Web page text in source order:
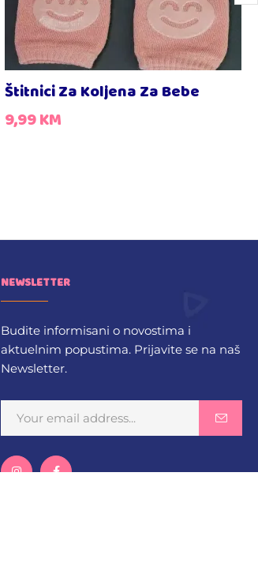
Štitnici Za Koljena Za Bebe
9,99KM
NEWSLETTER
Budite informisani o novostima i
aktuelnim popustima. Prijavite se na naš
Newsletter.